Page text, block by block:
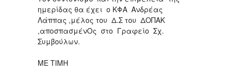
ημερίδας θα έχει ο ΚΦΑ Ανδρέας
Λάππας ,μέλος του Δ.Σ του ΔΟΠΑΚ
,αποσπασμένΟς στο Γραφείο Σχ.
Συμβούλων.
ΜΕ ΤΙΜΗ